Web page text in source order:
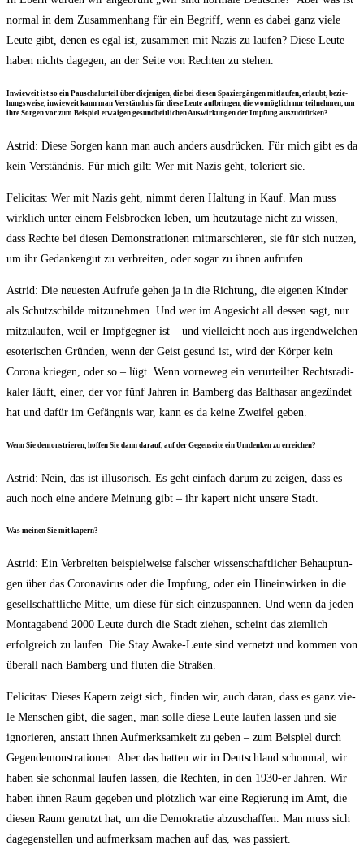
nor­mal in dem Zusam­men­hang für ein Begriff, wenn es dabei ganz vie­le
Leu­te gibt, denen es egal ist, zusam­men mit Nazis zu lau­fen? Die­se Leu­te
haben nichts dage­gen, an der Sei­te von Rech­ten zu stehen.
Inwie­weit ist so ein Pau­schal­ur­teil über die­je­ni­gen, die bei die­sen Spa­zier­gän­gen mit­lau­fen, erlaubt, bezie­
hungs­wei­se, inwie­weit kann man Ver­ständ­nis für die­se Leu­te auf­brin­gen, die womög­lich nur teil­neh­men, um
ihre Sor­gen vor zum Bei­spiel etwa­igen gesund­heit­li­chen Aus­wir­kun­gen der Imp­fung auszudrücken?
Astrid: Die­se Sor­gen kann man auch anders aus­drü­cken. Für mich gibt es da
kein Ver­ständ­nis. Für mich gilt: Wer mit Nazis geht, tole­riert sie.
Feli­ci­tas: Wer mit Nazis geht, nimmt deren Hal­tung in Kauf. Man muss
wirk­lich unter einem Fels­bro­cken leben, um heut­zu­ta­ge nicht zu wis­sen,
dass Rech­te bei die­sen Demons­tra­tio­nen mit­mar­schie­ren, sie für sich nut­zen,
um ihr Gedan­ken­gut zu ver­brei­ten, oder sogar zu ihnen aufrufen.
Astrid: Die neu­es­ten Auf­ru­fe gehen ja in die Rich­tung, die eige­nen Kin­der
als Schutz­schil­de mit­zu­neh­men. Und wer im Ange­sicht all des­sen sagt, nur
mit­zu­lau­fen, weil er Impf­geg­ner ist – und viel­leicht noch aus irgend­wel­chen
eso­te­ri­schen Grün­den, wenn der Geist gesund ist, wird der Kör­per kein
Coro­na krie­gen, oder so – lügt. Wenn vor­ne­weg ein ver­ur­teil­ter Rechts­ra­di­
ka­ler läuft, einer, der vor fünf Jah­ren in Bam­berg das Bal­tha­sar ange­zün­det
hat und dafür im Gefäng­nis war, kann es da kei­ne Zwei­fel geben.
Wenn Sie demons­trie­ren, hof­fen Sie dann dar­auf, auf der Gegen­sei­te ein Umden­ken zu erreichen?
Astrid: Nein, das ist illu­so­risch. Es geht ein­fach dar­um zu zei­gen, dass es
auch noch eine ande­re Mei­nung gibt – ihr kapert nicht unse­re Stadt.
Was mei­nen Sie mit kapern?
Astrid: Ein Ver­brei­ten bei­spiel­wei­se fal­scher wis­sen­schaft­li­cher Behaup­tun­
gen über das Coro­na­vi­rus oder die Imp­fung, oder ein Hin­ein­wir­ken in die
gesell­schaft­li­che Mit­te, um die­se für sich ein­zu­span­nen. Und wenn da jeden
Mon­tag­abend 2000 Leu­te durch die Stadt zie­hen, scheint das ziem­lich
erfolg­reich zu lau­fen. Die Stay Awa­ke-Leu­te sind ver­netzt und kom­men von
über­all nach Bam­berg und flu­ten die Straßen.
Feli­ci­tas: Die­ses Kapern zeigt sich, fin­den wir, auch dar­an, dass es ganz vie­
le Men­schen gibt, die sagen, man sol­le die­se Leu­te lau­fen las­sen und sie
igno­rie­ren, anstatt ihnen Auf­merk­sam­keit zu geben – zum Bei­spiel durch
Gegen­de­mons­tra­tio­nen. Aber das hat­ten wir in Deutsch­land schon­mal, wir
haben sie schon­mal lau­fen las­sen, die Rech­ten, in den 1930-er Jah­ren. Wir
haben ihnen Raum gege­ben und plötz­lich war eine Regie­rung im Amt, die
die­sen Raum genutzt hat, um die Demo­kra­tie abzu­schaf­fen. Man muss sich
dage­gen­stel­len und auf­merk­sam machen auf das, was passiert.